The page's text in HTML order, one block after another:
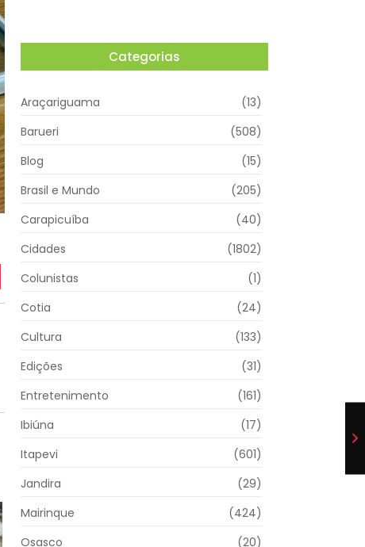
Categorias
Araçariguama
(13)
Barueri
(508)
Blog
(15)
Brasil e Mundo
(205)
Carapicuíba
(40)
Cidades
(1802)
Colunistas
(1)
Cotia
(24)
Cultura
(133)
Edições
(31)
Entretenimento
(161)
Ibiúna
(17)
Itapevi
(601)
Jandira
(29)
Mairinque
(424)
Osasco
(20)